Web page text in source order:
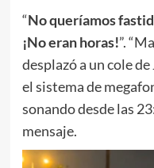
“No queríamos
¡No eran horas!”.
desplazó a un cole
el sistema de
sonando desde las
mensaje.